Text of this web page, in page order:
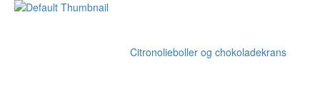
Citronolieboller og chokoladekrans